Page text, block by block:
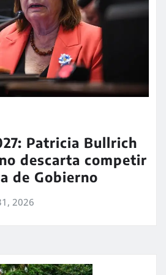
Patricia Bullrich
descarta competir
de Gobierno
2026